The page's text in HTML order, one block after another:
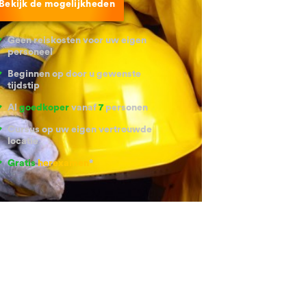
Bekijk de mogelijkheden
Geen reiskosten voor uw eigen
personeel
Beginnen op door u gewenste
tijdstip
Algoedkopervanaf7personen
Cursus op uw eigen vertrouwde
locatie
Gratis herexamen *